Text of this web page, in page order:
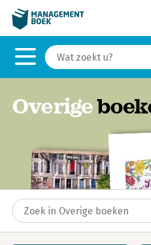
Overige